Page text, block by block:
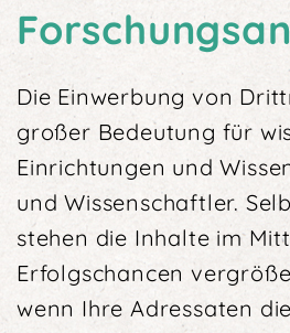
Die Einwerbung von
großer Be­deutung für
Einrichtungen und
und Wissenschaftler.
stehen die Inhalte im
Erfolgs­chancen
wenn Ihre Adressaten